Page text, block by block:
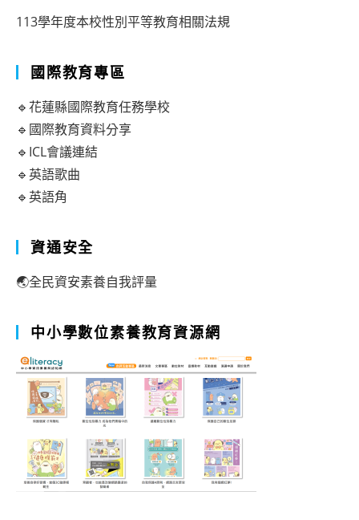
113學年度本校性別平等教育相關法規
國際教育專區
🔹花蓮縣國際教育任務學校
🔹國際教育資料分享
🔹ICL會議連結
🔹英語歌曲
🔹英語角
資通安全
🌏全民資安素養自我評量
中小學數位素養教育資源網